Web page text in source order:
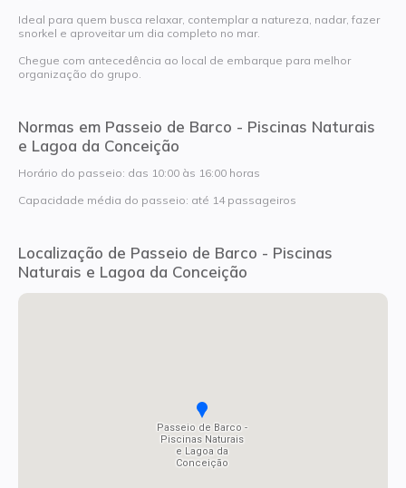
Ideal para quem busca relaxar, contemplar a natureza, nadar, fazer
snorkel e aproveitar um dia completo no mar.
Chegue com antecedência ao local de embarque para melhor
organização do grupo.
Normas em Passeio de Barco - Piscinas Naturais
e Lagoa da Conceição
Horário do passeio: das 10:00 às 16:00 horas
Capacidade média do passeio: até 14 passageiros
Localização de Passeio de Barco - Piscinas
Naturais e Lagoa da Conceição
Passeio de Barco -
Piscinas Naturais
e Lagoa da
Conceição